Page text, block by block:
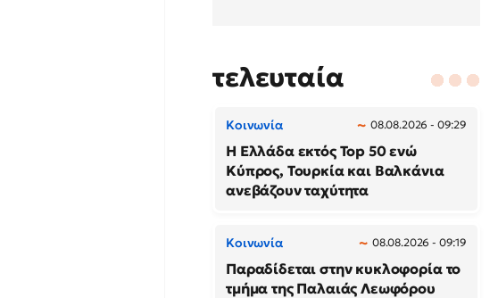
τελευταία
Κοινωνία 08.08.2026 - 09:29
Η Ελλάδα εκτός Top 50 ενώ
Κύπρος, Τουρκία και Βαλκάνια
ανεβάζουν ταχύτητα
Κοινωνία 08.08.2026 - 09:19
Παραδίδεται στην κυκλοφορία το
τμήμα της Παλαιάς Λεωφόρου